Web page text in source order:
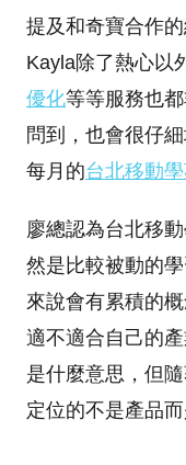
提及和奇寶合作
Kayla除了熱心以
優化等等服務也
問到，也會很仔
每月的台北移動
廖總認為台北移
然是比較被動的
來說會有累積的
適不適合自己的
是什麼意思，但
定位的不是產品而